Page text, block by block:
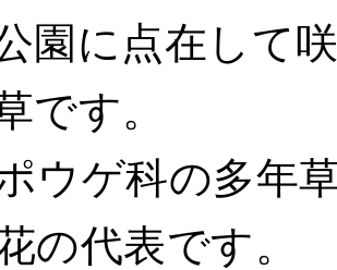
園に点在し
です。
ウゲ科の多年
の代表です。